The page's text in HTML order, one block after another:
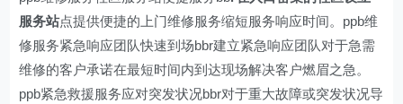
服务站点提供便捷的上门维修服务缩短服务响应时间。ppb维
修服务紧急响应团队快速到场bbr建立紧急响应团队对于急需
维修的客户承诺在最短时间内到达现场解决客户燃眉之急。
ppb紧急救援服务应对突发状况bbr对于重大故障或突发状况导